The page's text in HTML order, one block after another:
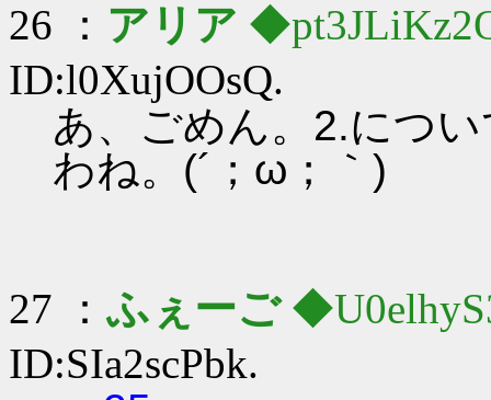
26 ： アリア
ID:l0XujOOsQ.
あ、ごめん。2.につ
わね。(´；ω；｀)
27 ：ふぇーご
ID:SIa2scPbk.